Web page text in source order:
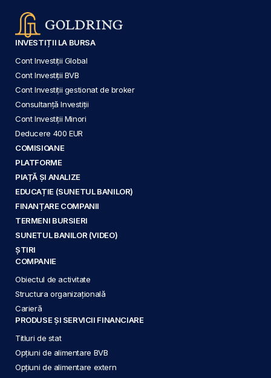
INVESTIȚII LA BURSA
Cont Investiții Global
Cont Investiții BVB
Cont Investiții gestionat de broker
Consultanță Investiții
Cont Investiții Minori
Deducere 400 EUR
COMISIOANE
PLATFORME
PIAȚĂ ȘI ANALIZE
EDUCAȚIE (SUNETUL BANILOR)
FINANȚARE COMPANII
TERMENI BURSIERI
SUNETUL BANILOR (VIDEO)
ȘTIRI
COMPANIE
Obiectul de activitate
Structura organizațională
Carieră
PRODUSE ȘI SERVICII FINANCIARE
Titluri de stat
Opțiuni de alimentare BVB
Opțiuni de alimentare extern